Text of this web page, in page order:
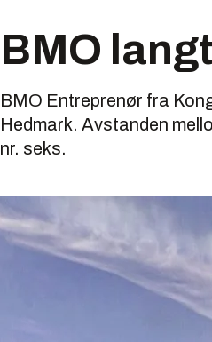
BMO
BMO Entreprenør fra
Hedmark. Avstanden
nr. seks.